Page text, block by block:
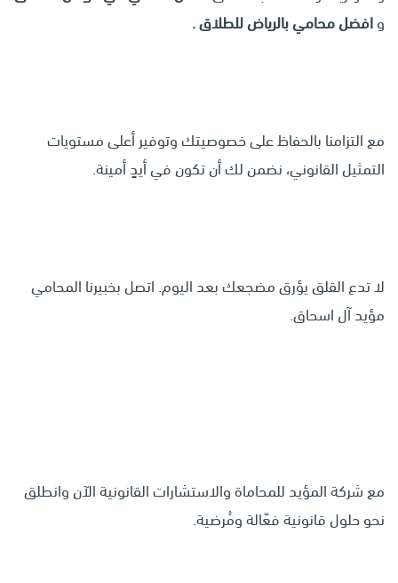
وافضل محامي بالرياض للطلاق .
مع التزامنا بالحفاظ على خصوصيتك وتوفير أعلى مستويات
التمثيل القانوني، نضمن لك أن تكون في أيدٍ أمينة.
لا تدع القلق يؤرق مضجعك بعد اليوم. اتصل بخبيرنا المحامي
مؤيد آل اسحاق.
مع شركة المؤيد للمحاماة والاستشارات القانونية الآن وانطلق
نحو حلول قانونية فعّالة ومُرضية.